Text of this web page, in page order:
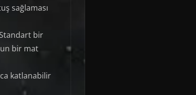
sağlaması
bir
bir mat
katlanabilir